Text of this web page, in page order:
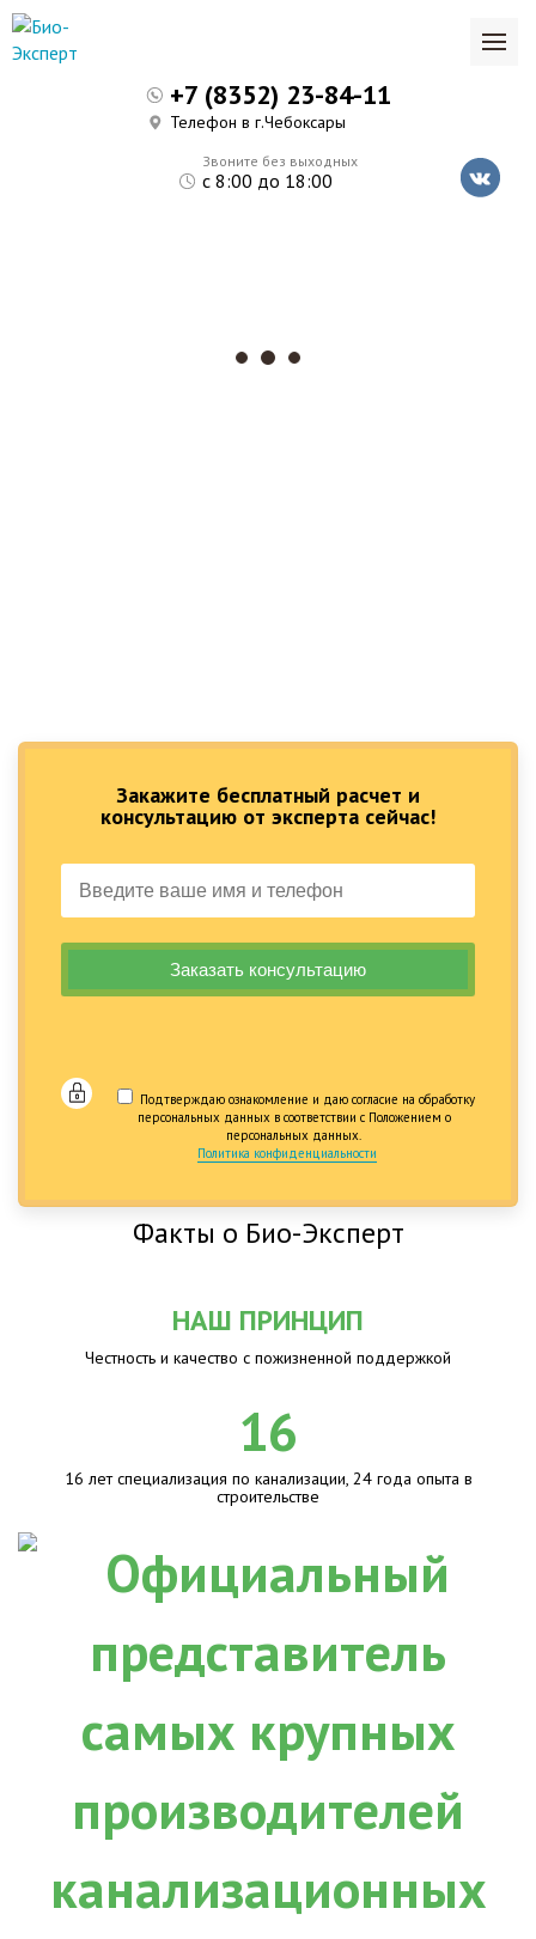
Закажите бесплатный расчет и
консультацию от эксперта сейчас!
Подтверждаю ознакомление и даю согласие на обработку
персональных данных в соответствии с Положением о
персональных данных.
Политика конфиденциальности
Звоните без выходных
с 8:00 до 18:00
+7 (8352) 23-84-11
Телефон в г.Чебоксары
Факты о Био-Эксперт
НАШ ПРИНЦИП
Честность и качество с пожизненной поддержкой
16
16 лет специализация по канализации, 24 года опыта в
строительстве